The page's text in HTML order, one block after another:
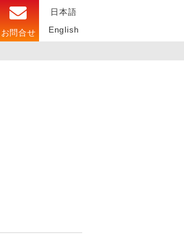
お問合せ
日本語
English